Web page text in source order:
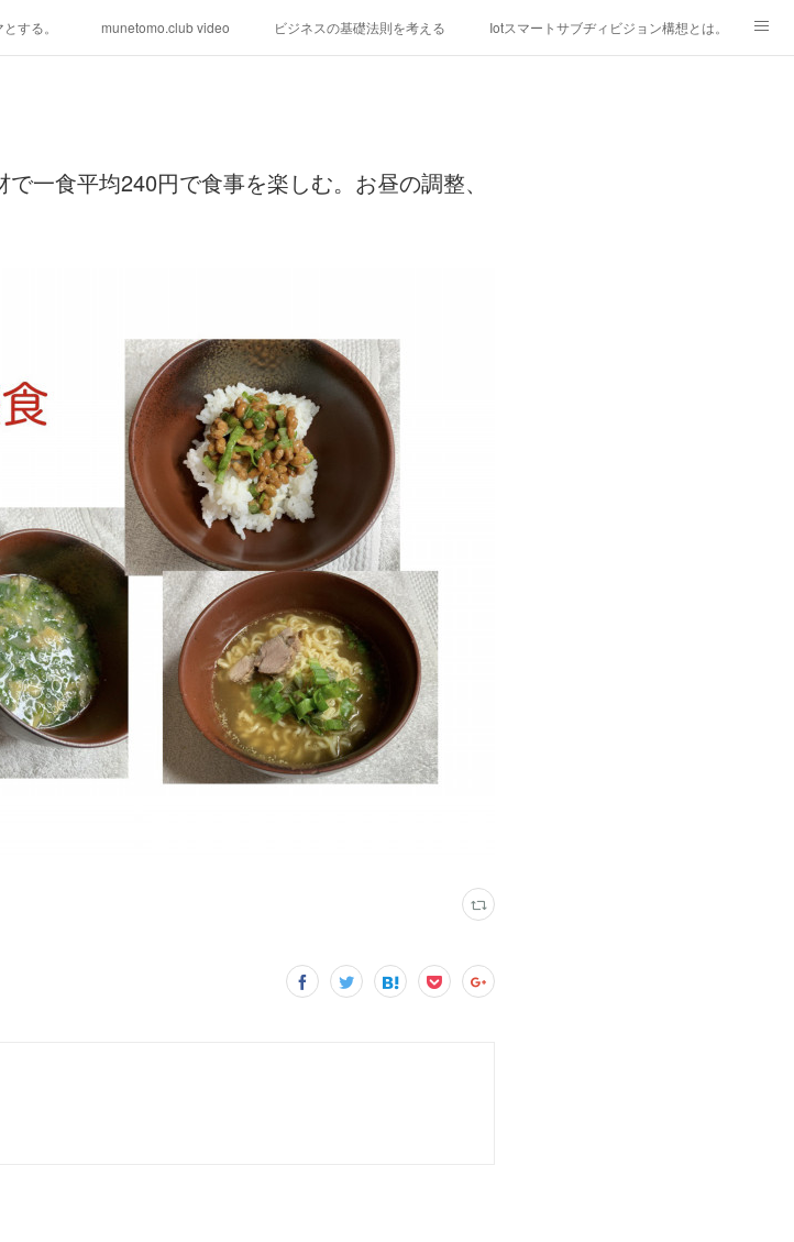
する。 munetomo.club video ビジネスの基礎法則を考える Iotスマートサブヂィビジョン構想とは。
男の手料理 総集編 https://globalclub.amebaownd.com/
一食平均240円で食事を楽しむ。お昼の調整、